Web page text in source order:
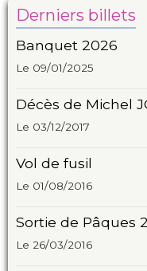
Derniers billets
Banquet 2026
Le 09/01/2025
Décès de Michel
Le 03/12/2017
Vol de fusil
Le 01/08/2016
Sortie de Pâques
Le 26/03/2016